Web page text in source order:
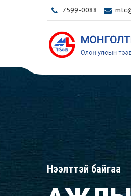
7599-0088
Нээлттэй байгаа